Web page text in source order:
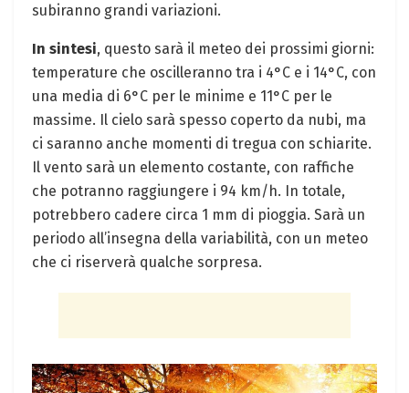
subiranno grandi variazioni.
In sintesi, questo sarà il meteo dei prossimi giorni:
temperature che oscilleranno tra i 4°C e i 14°C, con
una media di 6°C per le minime e 11°C per le
massime. Il cielo sarà spesso coperto da nubi, ma
ci saranno anche momenti di tregua con schiarite.
Il vento sarà un elemento costante, con raffiche
che potranno raggiungere i 94 km/h. In totale,
potrebbero cadere circa 1 mm di pioggia. Sarà un
periodo all’insegna della variabilità, con un meteo
che ci riserverà qualche sorpresa.